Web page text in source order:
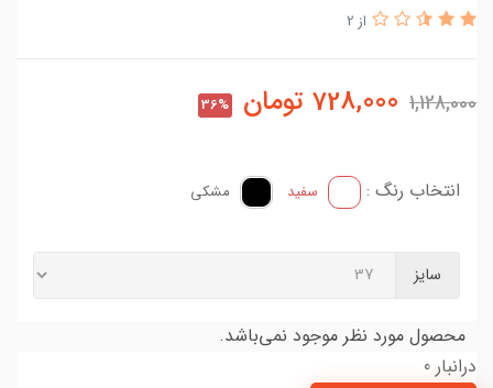
از 2
1,128,000
728,000 تومان 36%
انتخاب رنگ : سفید مشکی
سایز
محصول مورد نظر موجود نمی‌باشد.
درانبار 0